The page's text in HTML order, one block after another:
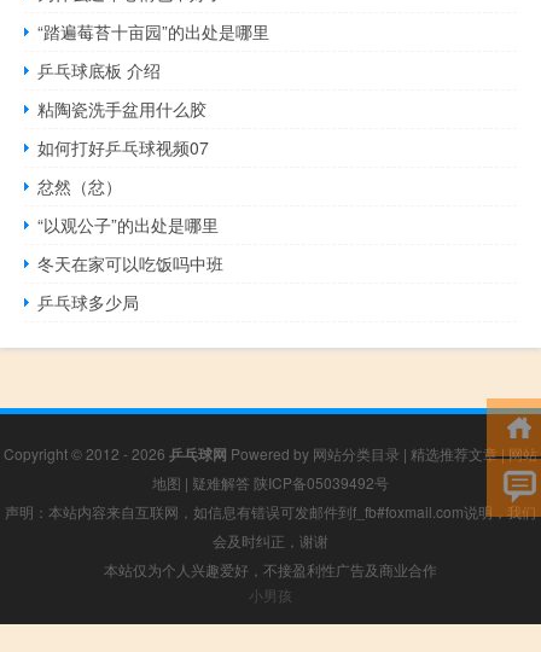
“踏遍莓苔十亩园”的出处是哪里
乒乓球底板 介绍
粘陶瓷洗手盆用什么胶
如何打好乒乓球视频07
忿然（忿）
“以观公子”的出处是哪里
冬天在家可以吃饭吗中班
乒乓球多少局
Copyright © 2012 - 2026 乒乓球网 Powered by 网站分类目录 | 精选推荐文章|网站
地图 | 疑难解答 陕ICP备05039492号
声明：本站内容来自互联网，如信息有错误可发邮件到f_fb#foxmail.com说明，我们
会及时纠正，谢谢
本站仅为个人兴趣爱好，不接盈利性广告及商业合作
小男孩